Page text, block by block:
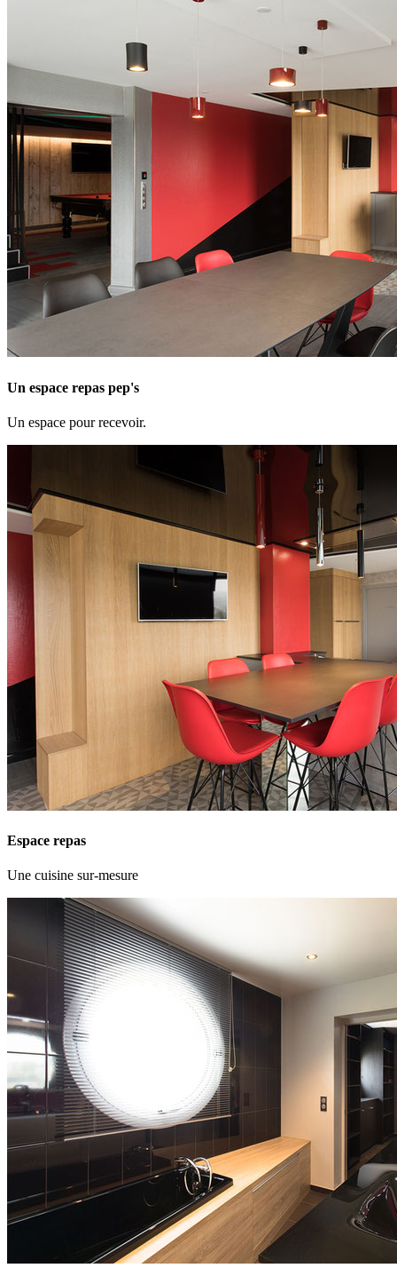
Un espace repas pep's
Un espace pour recevoir.
Espace repas
Une cuisine sur-mesure